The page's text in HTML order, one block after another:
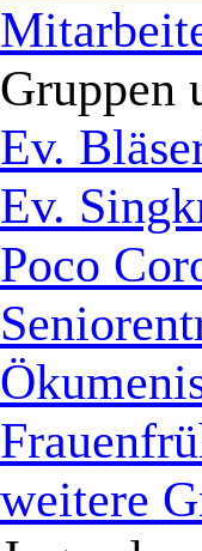
Gruppen
Ev.
Ev.
Poco
weitere